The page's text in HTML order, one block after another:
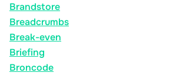
Brandstore
Breadcrumbs
Break-even
Briefing
Broncode